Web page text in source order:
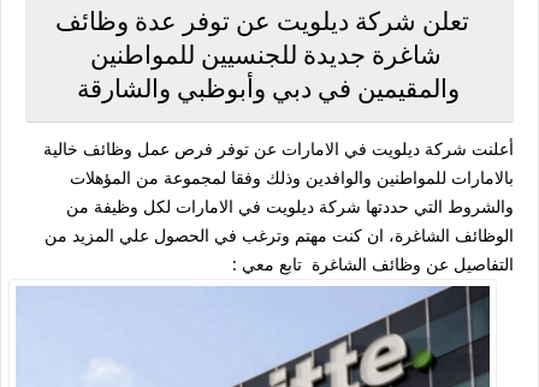
تعلن شركة ديلويت عن توفر عدة وظائف
شاغرة جديدة للجنسيين للمواطنين
والمقيمين في دبي وأبوظبي والشارقة
أعلنت شركة ديلويت في الامارات عن توفر فرص عمل وظائف خالية
بالامارات للمواطنين والوافدين وذلك وفقا لمجموعة من المؤهلات
والشروط التي حددتها شركة ديلويت في الامارات لكل وظيفة من
الوظائف الشاغرة، ان كنت مهتم وترغب في الحصول علي المزيد من
التفاصيل عن وظائف الشاغرة تابع معي :